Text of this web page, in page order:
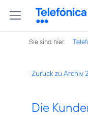
Sie sind hier:
Zurück zu Archiv
Die